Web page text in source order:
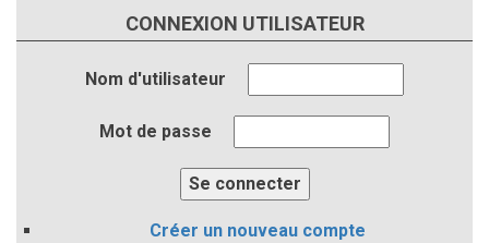
CONNEXION UTILISATEUR
Nom d'utilisateur
Mot de passe
Créer un nouveau compte